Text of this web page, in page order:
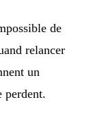
de
relancer
un
perdent.